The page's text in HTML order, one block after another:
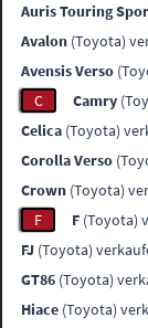
Auris Touring
Avalon (Toyota)
Avensis Verso
C
Camry
Celica (Toyota)
Corolla Verso
Crown (Toyota)
F
F (Toyota)
FJ (Toyota)
GT86 (Toyota)
Hiace (Toyota)